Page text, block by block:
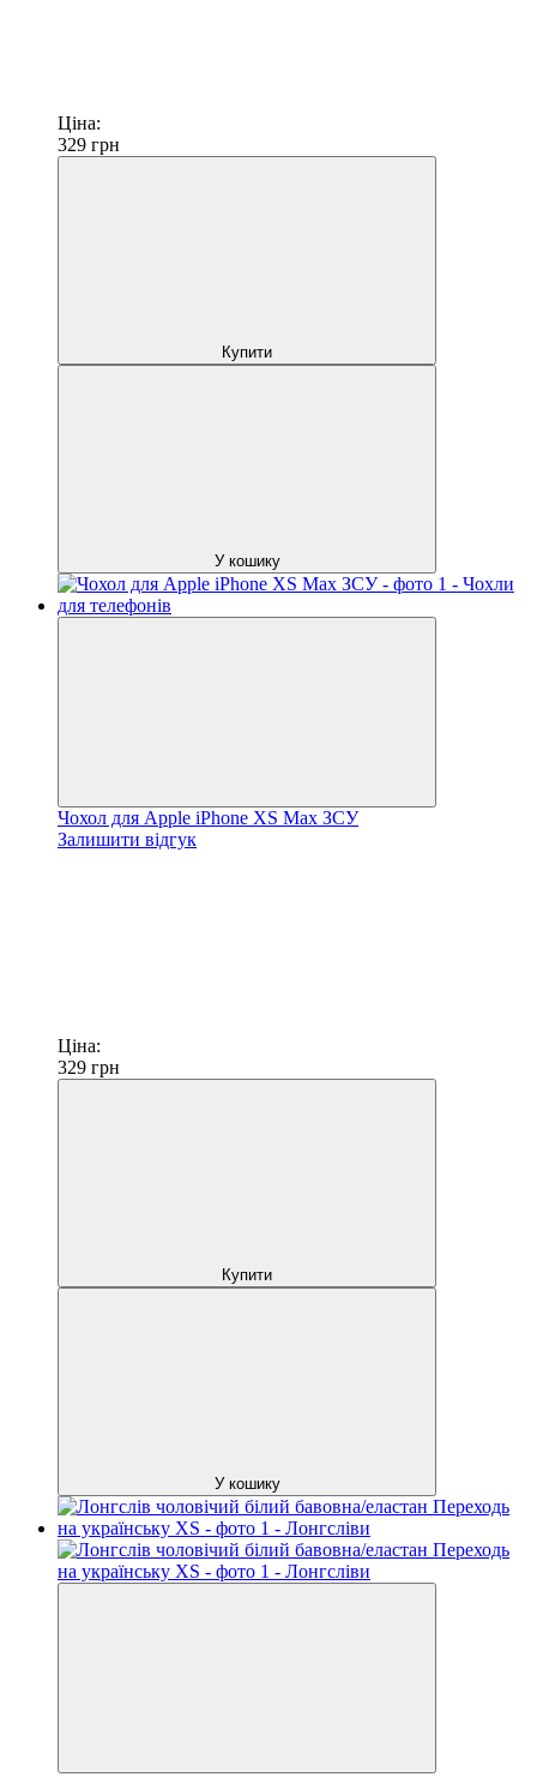
Ціна:
329 грн
Купити
У кошику
Чохол для Apple iPhone XS Max ЗСУ
Залишити відгук
Ціна:
329 грн
Купити
У кошику